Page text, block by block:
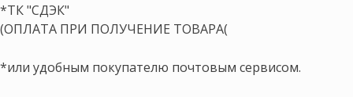
*ТК "СДЭК"
(ОПЛАТА ПРИ ПОЛУЧЕНИЕ ТОВАРА(
*или удобным покупателю почтовым сервисом.